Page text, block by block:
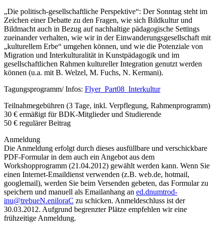
„Die politisch-gesellschaftliche Perspektive“: Der Sonntag steht im
Zeichen einer Debatte zu den Fragen, wie sich Bildkultur und
Bildmacht auch in Bezug auf nachhaltige pädagogische Settings
zueinander verhalten, wie wir in der Einwanderungsgesellschaft mit
„kulturellem Erbe“ umgehen können, und wie die Potenziale von
Migration und Interkulturalität in Kunstpädagogik und im
gesellschaftlichen Rahmen kultureller Integration genutzt werden
können (u.a. mit B. Welzel, M. Fuchs, N. Kermani).
Tagungsprogramm/ Infos: Flyer_Part08_Interkultur
Teilnahmegebühren (3 Tage, inkl. Verpflegung, Rahmenprogramm)
30 € ermäßigt für BDK-Mitglieder und Studierende
50 € regulärer Beitrag
Anmeldung
Die Anmeldung erfolgt durch dieses ausfüllbare und verschickbare
PDF-Formular in dem auch ein Angebot aus dem
Workshopprogramm (21.04.2012) gewählt werden kann. Wenn Sie
einen Internet-Emaildienst verwenden (z.B. web.de, hotmail,
googlemail), werden Sie beim Versenden gebeten, das Formular zu
speichern und manuell als Emailanhang an ed.dnumtrod-
inu@trebueN.eniloraC zu schicken. Anmeldeschluss ist der
30.03.2012. Aufgrund begrenzter Plätze empfehlen wir eine
frühzeitige Anmeldung.